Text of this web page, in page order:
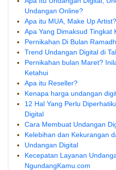
Undangan Online?
Apa itu MUA, Make Up Artist?
Apa Yang Dimaksud Tingkat
Pernikahan Di Bulan
Trend Undangan Digital di
Pernikahan bulan Maret?
Ketahui
Apa itu Reseller?
Kenapa harga undangan
12 Hal Yang Perlu
Digital
Cara Membuat Undangan
Kelebihan dan Kekurangan
Undangan Digital
Kecepatan Layanan
NgundangKamu.com